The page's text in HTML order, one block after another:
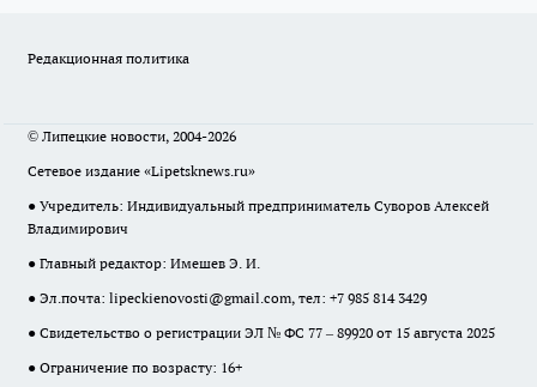
Редакционная политика
© Липецкие новости, 2004-2026
Сетевое издание «Lipetsknews.ru»
● Учредитель: Индивидуальный предприниматель Суворов Алексей
Владимирович
● Главный редактор: Имешев Э. И.
● Эл.почта: lipeckienovosti@gmail.com, тел: +7 985 814 3429
● Свидетельство о регистрации ЭЛ № ФС 77 – 89920 от 15 августа 2025
● Ограничение по возрасту: 16+